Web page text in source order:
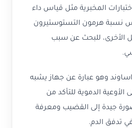
المخبرية مثل قياس داء
هرمون التستوستيرون
للبحث عن سبب
وهو عبارة عن جهاز يشبه
الدموية للتأكد من
جيدة إلى القضيب ومعرفة
الدم.